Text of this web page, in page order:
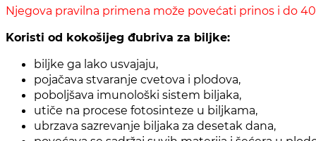
Njegova pravilna primena može povećati prinos i do
Koristi od kokošijeg đubriva za biljke:
biljke ga lako usvajaju,
pojačava stvaranje cvetova i plodova,
poboljšava imunološki sistem biljaka,
utiče na procese fotosinteze u biljkama,
ubrzava sazrevanje biljaka za desetak dana,